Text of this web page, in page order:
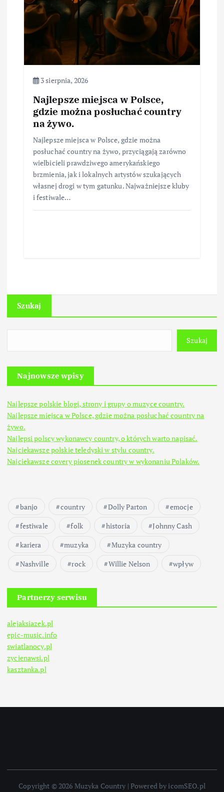
3 sierpnia, 2026
Najlepsze miejsca w Polsce,
gdzie można posłuchać country
na żywo.
Najlepsze miejsca w Polsce, gdzie można
posłuchać country na żywo, przyciągają zarówno
wielbicieli prawdziwego amerykańskiego
brzmienia, jak i lokalnych artystów szukających
własnej drogi w tym gatunku. Najważniejsze kluby
i festiwale…
Szukaj
Szukaj
Najnowsze wpisy
Najlepsze polskie blogi, strony i grupy o muzyce country.
Najlepsze miejsca w Polsce, gdzie można posłuchać country na
żywo.
Najlepsi polscy wykonawcy country, o których warto napisać.
Najciekawsze polskie teledyski w stylu country.
Najciekawsze covery piosenek country w wykonaniu Polaków.
banjo country Dolly Parton
emocje
festiwale
folk historia
Johnny Cash
kariera
muzyka
Muzyka country
Nashville
rock Willie Nelson wpływ
Partnerzy serwisu
alejaksiazek.pl
epic-music.info
swiatlanocy.pl
zycienawsi.pl
kasztanka.pl
Copyright © 2026 Muzyka Country | Powered by icomSEO.pl